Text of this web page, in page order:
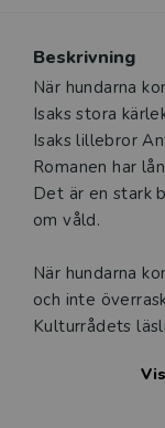
Beskrivning
När hundarna
Isaks stora
Isaks lillebror
Romanen har
Det är en stark
om våld.
När hundarna
och inte
Kulturrådets
får möjlighet